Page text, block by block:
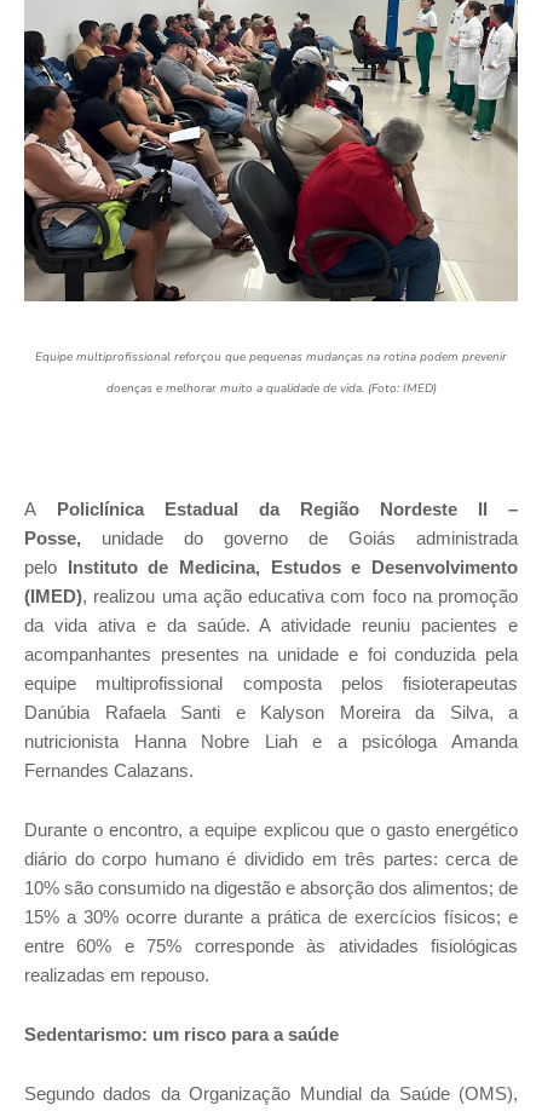
Equipe multiprofissional reforçou que pequenas mudanças na rotina podem prevenir
doenças e melhorar muito a qualidade de vida. (Foto: IMED)
A
Policlínica Estadual da Região Nordeste II –
Posse, unidade do governo de Goiás administrada
pelo
Instituto de Medicina, Estudos e Desenvolvimento
(IMED), realizou uma ação educativa com foco na promoção
da vida ativa e da saúde. A atividade reuniu pacientes e
acompanhantes presentes na unidade e foi conduzida pela
equipe multiprofissional composta pelos fisioterapeutas
Danúbia Rafaela Santi e Kalyson Moreira da Silva, a
nutricionista Hanna Nobre Liah e a psicóloga Amanda
Fernandes Calazans.
Durante o encontro, a equipe explicou que o gasto energético
diário do corpo humano é dividido em três partes: cerca de
10% são consumido na digestão e absorção dos alimentos; de
15% a 30% ocorre durante a prática de exercícios físicos; e
entre 60% e 75% corresponde às atividades fisiológicas
realizadas em repouso.
Sedentarismo: um risco para a saúde
Segundo dados da Organização Mundial da Saúde (OMS),